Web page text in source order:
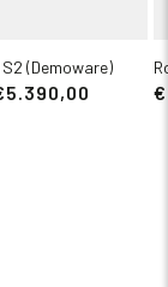
(Demoware)